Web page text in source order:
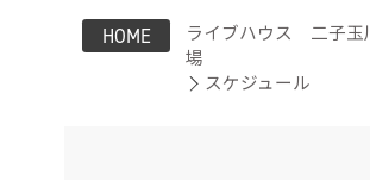
HOME
ライブハウス 二子玉
場
スケジュール